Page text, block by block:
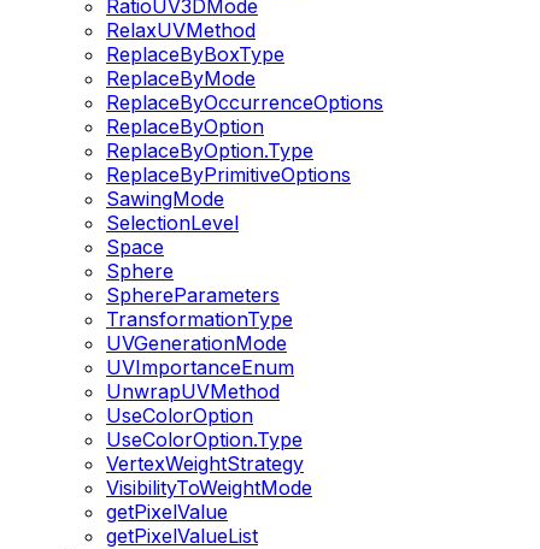
RatioUV3DMode
RelaxUVMethod
ReplaceByBoxType
ReplaceByMode
ReplaceByOccurrenceOptions
ReplaceByOption
ReplaceByOption.Type
ReplaceByPrimitiveOptions
SawingMode
SelectionLevel
Space
Sphere
SphereParameters
TransformationType
UVGenerationMode
UVImportanceEnum
UnwrapUVMethod
UseColorOption
UseColorOption.Type
VertexWeightStrategy
VisibilityToWeightMode
getPixelValue
getPixelValueList